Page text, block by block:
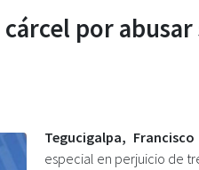
por
Tegucigalpa,
especial en perjuicio de